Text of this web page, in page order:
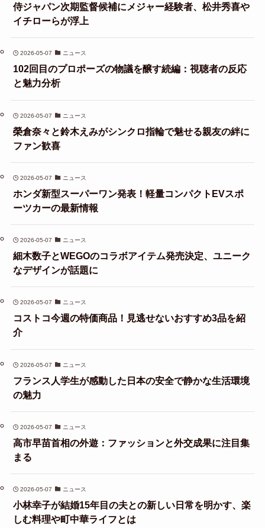
侍ジャパン次期監督候補にメジャー経験者、松井秀喜や
イチローらが浮上
2026-05-07 ニュース
102回目のプロポーズの物議を醸す続編：視聴者の反応
と魅力分析
2026-05-07 ニュース
榮倉奈々と鈴木えみがシンクロ指輪で魅せる親友の絆に
ファン歓喜
2026-05-07 ニュース
ホンダ新型スーパーワン発表！軽量コンパクトEVスポ
ーツカーの最新情報
2026-05-07 ニュース
細木数子とWEGOのコラボアイテム発売決定、ユニーク
なデザインが話題に
2026-05-07 ニュース
コストコ今週の特価商品！見逃せないおすすめ3品を紹
介
2026-05-07 ニュース
フランス人学生が感動した日本の安全で静かな生活環境
の魅力
2026-05-07 ニュース
高市早苗首相の外遊：ファッションと外交成果に注目集
まる
2026-05-07 ニュース
小林幸子が結婚15年目の夫との新しい日常を明かす、楽
しむ料理や町中華ライフとは